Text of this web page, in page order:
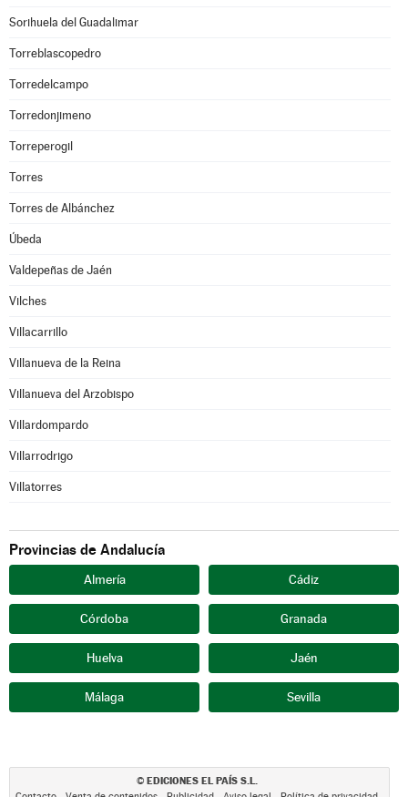
Sorihuela del Guadalimar
Torreblascopedro
Torredelcampo
Torredonjimeno
Torreperogil
Torres
Torres de Albánchez
Úbeda
Valdepeñas de Jaén
Vilches
Villacarrillo
Villanueva de la Reina
Villanueva del Arzobispo
Villardompardo
Villarrodrigo
Villatorres
Provincias de Andalucía
Almería Cádiz
Córdoba Granada
Huelva Jaén
Málaga Sevilla
© EDICIONES EL PAÍS S.L.